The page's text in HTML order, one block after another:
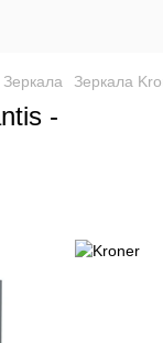
Зеркала Зеркала
-